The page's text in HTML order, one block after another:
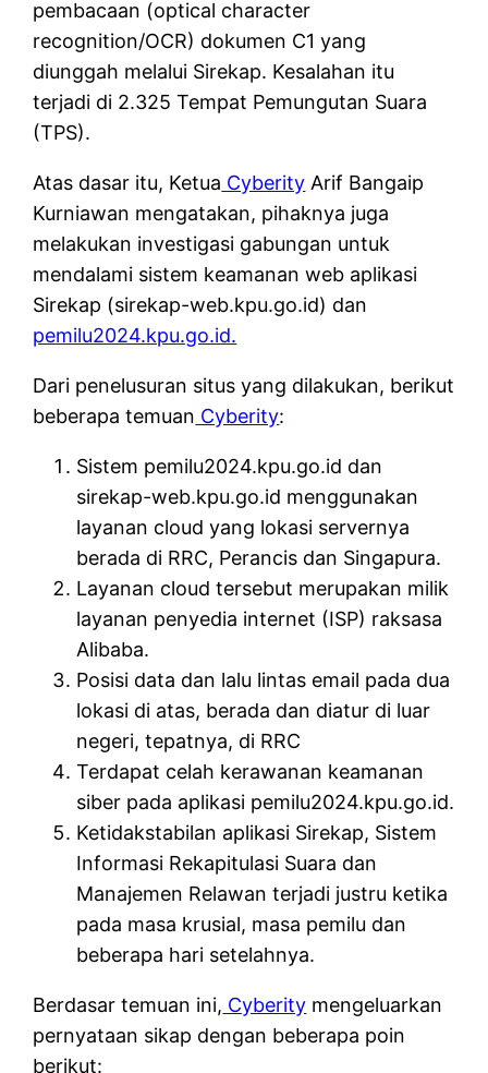
pembacaan (optical character
recognition/OCR) dokumen C1 yang
diunggah melalui Sirekap. Kesalahan itu
terjadi di 2.325 Tempat Pemungutan Suara
(TPS).
Atas dasar itu, Ketua Cyberity Arif Bangaip
Kurniawan mengatakan, pihaknya juga
melakukan investigasi gabungan untuk
mendalami sistem keamanan web aplikasi
Sirekap (sirekap-web.kpu.go.id) dan
pemilu2024.kpu.go.id.
Dari penelusuran situs yang dilakukan, berikut
beberapa temuan Cyberity:
Sistem pemilu2024.kpu.go.id dan
sirekap-web.kpu.go.id menggunakan
layanan cloud yang lokasi servernya
berada di RRC, Perancis dan Singapura.
Layanan cloud tersebut merupakan milik
layanan penyedia internet (ISP) raksasa
Alibaba.
Posisi data dan lalu lintas email pada dua
lokasi di atas, berada dan diatur di luar
negeri, tepatnya, di RRC
Terdapat celah kerawanan keamanan
siber pada aplikasi pemilu2024.kpu.go.id.
Ketidakstabilan aplikasi Sirekap, Sistem
Informasi Rekapitulasi Suara dan
Manajemen Relawan terjadi justru ketika
pada masa krusial, masa pemilu dan
beberapa hari setelahnya.
Berdasar temuan ini, Cyberity mengeluarkan
pernyataan sikap dengan beberapa poin
berikut: